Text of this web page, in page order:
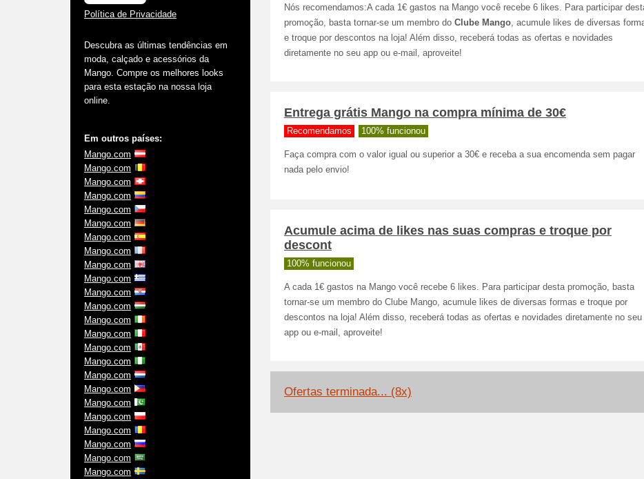
Política de Privacidade
Descubra as últimas tendências em
moda, calçado e acessórios da
Mango. Compre os melhores looks
para esta estação na nossa loja
online.
Em outros países:
Mango.com
Mango.com
Mango.com
Mango.com
Mango.com
Mango.com
Mango.com
Mango.com
Mango.com
Mango.com
Mango.com
Mango.com
Mango.com
Mango.com
Mango.com
Mango.com
Mango.com
Mango.com
Mango.com
Mango.com
Mango.com
Mango.com
Mango.com
Mango.com
Nós recomendamos:A cada 1€ gastos na Mango você recebe 6 likes. Para participar
promoção, basta tornar-se um membro do Clube Mango, acumule likes de diversas
e troque por descontos na loja! Além disso, receberá todas as ofertas e novidades
diretamente no seu app ou e-mail, aproveite!
Entrega grátis Mango na compra mínima de 30€
Recomendamos 100% funcionou
Faça compra com o valor igual ou superior a 30€ e receba a sua encomenda sem pagar
nada pelo envio!
Acumule acima de likes nas suas compras e troque por
descont
100% funcionou
A cada 1€ gastos na Mango você recebe 6 likes. Para participar desta promoção, basta
tornar-se um membro do Clube Mango, acumule likes de diversas formas e troque por
descontos na loja! Além disso, receberá todas as ofertas e novidades diretamente no seu
app ou e-mail, aproveite!
Ofertas terminada... (8x)